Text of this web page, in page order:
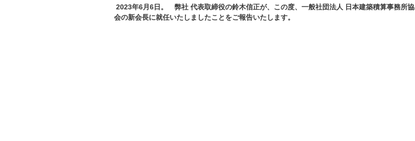
2023年6月6日。　弊社 代表取締役の鈴木信正が、この度、一般社団法人 日本建築積算事務所協
会の新会長に就任いたしましたことをご報告いたします。